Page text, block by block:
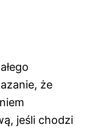
że
jeśli chodzi